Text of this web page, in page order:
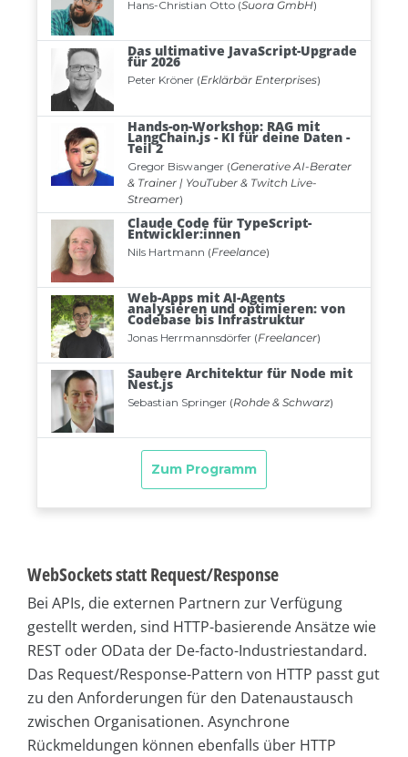
WebSockets statt Request/Response
Bei APIs, die externen Partnern zur Verfügung
gestellt werden, sind HTTP-basierende Ansätze wie
REST oder OData der De-facto-Industriestandard.
Das Request/Response-Pattern von HTTP passt gut
zu den Anforderungen für den Datenaustausch
zwischen Organisationen. Asynchrone
Rückmeldungen können ebenfalls über HTTP